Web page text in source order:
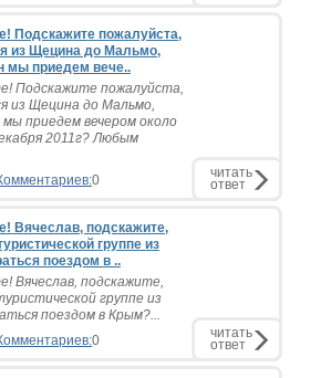
Подскажите пожалуйста,
из Щецина до Мальмо,
мы приедем вече..
Подскажите пожалуйста,
из Щецина до Мальмо,
приедем вечером около
2011г? Любым
0 читать
ответ
Вячеслав, подскажите,
группе из
поездом в ..
Вячеслав, подскажите,
группе из
поездом в Крым?...
0 читать
ответ